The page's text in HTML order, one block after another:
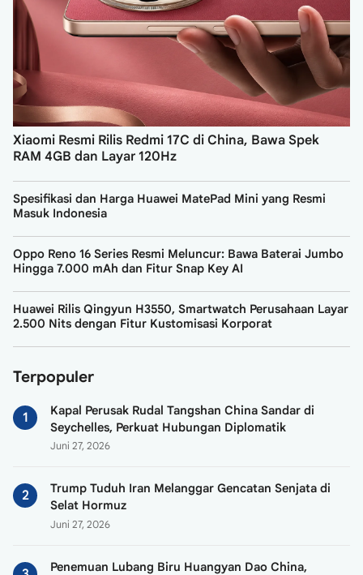
Xiaomi Resmi Rilis Redmi 17C di China, Bawa Spek
RAM 4GB dan Layar 120Hz
Spesifikasi dan Harga Huawei MatePad Mini yang Resmi
Masuk Indonesia
Oppo Reno 16 Series Resmi Meluncur: Bawa Baterai Jumbo
Hingga 7.000 mAh dan Fitur Snap Key AI
Huawei Rilis Qingyun H3550, Smartwatch Perusahaan Layar
2.500 Nits dengan Fitur Kustomisasi Korporat
Terpopuler
Kapal Perusak Rudal Tangshan China Sandar di
Seychelles, Perkuat Hubungan Diplomatik
Juni 27, 2026
Trump Tuduh Iran Melanggar Gencatan Senjata di
Selat Hormuz
Juni 27, 2026
Penemuan Lubang Biru Huangyan Dao China,